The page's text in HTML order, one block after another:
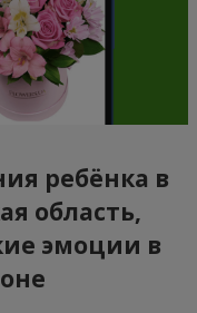
ребёнка в
область,
эмоции в